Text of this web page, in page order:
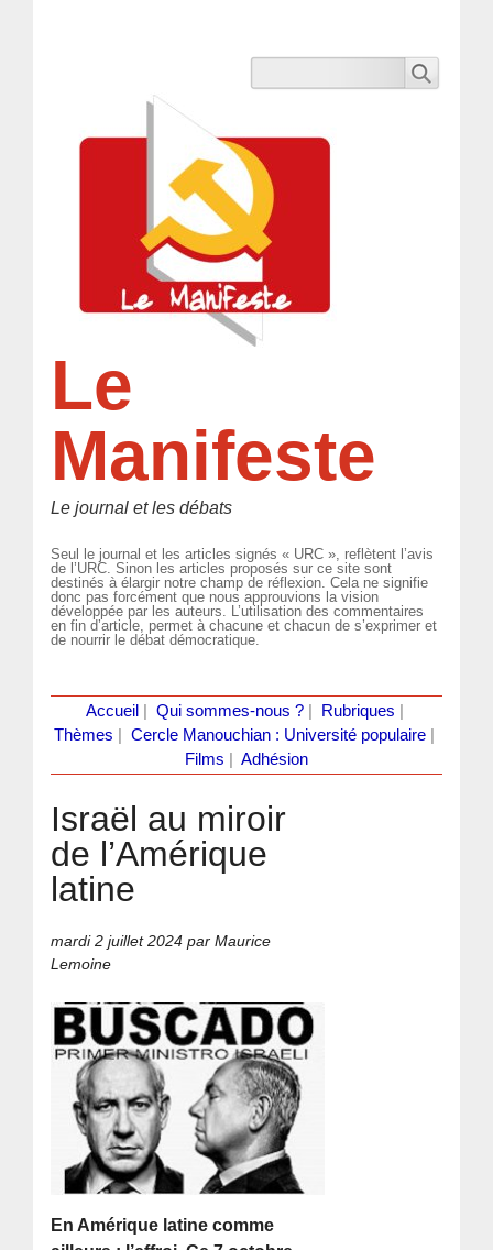
Le
Manifeste
Le journal et les débats
Seul le journal et les articles signés « URC », reflètent l’avis
de l’URC. Sinon les articles proposés sur ce site sont
destinés à élargir notre champ de réflexion. Cela ne signifie
donc pas forcément que nous approuvions la vision
développée par les auteurs. L’utilisation des commentaires
en fin d’article, permet à chacune et chacun de s’exprimer et
de nourrir le débat démocratique.
Accueil Qui sommes-nous ?| Rubriques
Thèmes
Cercle Manouchian : Université populaire
Films
Adhésion
Israël au miroir
de l’Amérique
latine
mardi 2 juillet 2024 par Maurice
Lemoine
En Amérique latine comme